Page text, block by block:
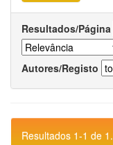
Resultados/Página
Autores/Registo
Resultados 1-1 de 1.